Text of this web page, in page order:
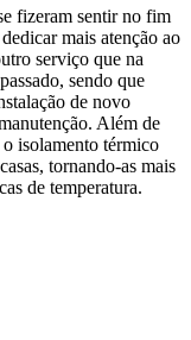
fizeram sentir no fim
mais atenção ao
serviço que na
sendo que
de novo
Além de
isolamento térmico
tornando-as mais
de temperatura.